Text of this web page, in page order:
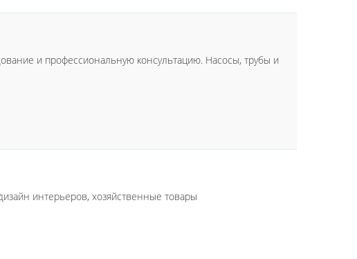
и профессиональную консультацию. Насосы, трубы и
интерьеров, хозяйственные товары